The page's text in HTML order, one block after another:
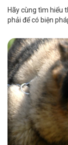
Hãy cùng tìm hiểu
phải để có biện